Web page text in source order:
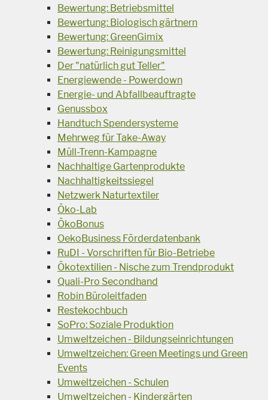
Bewertung: Betriebsmittel
Bewertung: Biologisch gärtnern
Bewertung: GreenGimix
Bewertung: Reinigungsmittel
Der "natürlich gut Teller"
Energiewende - Powerdown
Energie- und Abfallbeauftragte
Genussbox
Handtuch Spendersysteme
Mehrweg für Take-Away
Müll-Trenn-Kampagne
Nachhaltige Gartenprodukte
Nachhaltigkeitssiegel
Netzwerk Naturtextiler
Öko-Lab
ÖkoBonus
OekoBusiness Förderdatenbank
RuDI - Vorschriften für Bio-Betriebe
Ökotextilien - Nische zum Trendprodukt
Quali-Pro Secondhand
Robin Büroleitfaden
Restekochbuch
SoPro: Soziale Produktion
Umweltzeichen - Bildungseinrichtungen
Umweltzeichen: Green Meetings und Green
Events
Umweltzeichen - Schulen
Umweltzeichen - Kindergärten